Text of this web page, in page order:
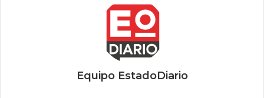
Equipo EstadoDiario